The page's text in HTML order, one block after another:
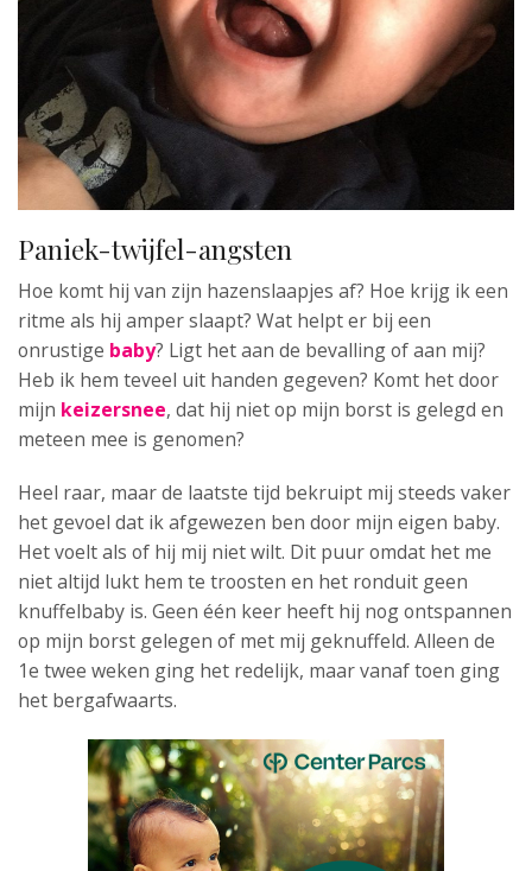
Paniek-twijfel-angsten
Hoe komt hij van zijn hazenslaapjes af? Hoe krijg ik een
ritme als hij amper slaapt? Wat helpt er bij een
onrustige baby? Ligt het aan de bevalling of aan mij?
Heb ik hem teveel uit handen gegeven? Komt het door
mijn keizersnee, dat hij niet op mijn borst is gelegd en
meteen mee is genomen?
Heel raar, maar de laatste tijd bekruipt mij steeds vaker
het gevoel dat ik afgewezen ben door mijn eigen baby.
Het voelt als of hij mij niet wilt. Dit puur omdat het me
niet altijd lukt hem te troosten en het ronduit geen
knuffelbaby is. Geen één keer heeft hij nog ontspannen
op mijn borst gelegen of met mij geknuffeld. Alleen de
1e twee weken ging het redelijk, maar vanaf toen ging
het bergafwaarts.